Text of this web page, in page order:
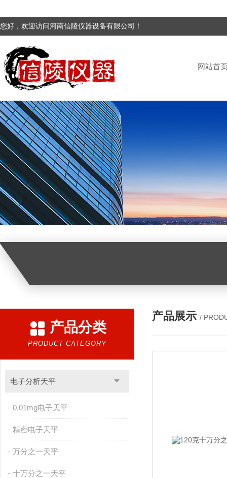
您好，欢迎访问河南信陵仪器设备有限公司！
网站首
产品分类
PRODUCT CATEGORY
电子分析天平
0.01mg电子天平
精密电子天平
万分之一天平
十万分之一天平
产品展示 /